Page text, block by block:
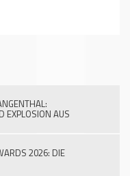
EXPLOSION AUS
2026: DIE